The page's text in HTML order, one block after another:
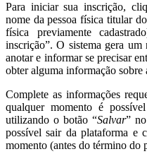
Para iniciar sua inscrição,
nome da pessoa física titular
física previamente
inscrição”. O sistema gera
anotar e informar se precisar
obter alguma informação sobre
Complete as informações
qualquer momento é
utilizando o botão “Salvar”
possível sair da plataforma e
momento (antes do término do